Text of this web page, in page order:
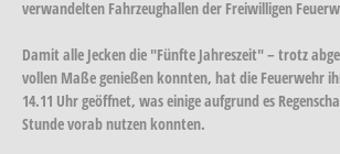
verwandelten Fahrzeughallen der Freiwilligen
Damit alle Jecken die "Fünfte Jahreszeit" – trotz
vollen Maße genießen konnten, hat die Feuerwehr
14.11 Uhr geöffnet, was einige aufgrund es
Stunde vorab nutzen konnten.